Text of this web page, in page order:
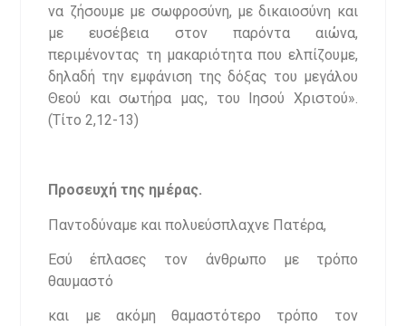
να ζήσουμε με σωφροσύνη, με δικαιοσύνη και
με ευσέβεια στον παρόντα αιώνα,
περιμένοντας τη μακαριότητα που ελπίζουμε,
δηλαδή την εμφάνιση της δόξας του μεγάλου
Θεού και σωτήρα μας, του Ιησού Χριστού».
(Τίτο 2,12-13)
Προσευχή της ημέρας.
Παντοδύναμε και πολυεύσπλαχνε Πατέρα,
Εσύ έπλασες τον άνθρωπο με τρόπο
θαυμαστό
και με ακόμη θαμαστότερο τρόπο τον